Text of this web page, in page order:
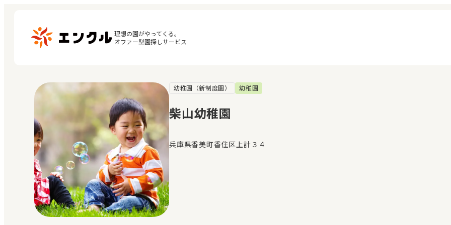
理想の園がやってくる。
オファー型園探しサービス
保育園・幼稚園を探す
地図から探す
地域から探す
マイページ
閲覧履歴
お気に入り
幼稚園（新制度園） 幼稚園
柴山幼稚園
兵庫県香美町香住区上計３４